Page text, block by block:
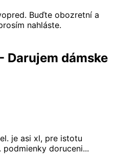
Buďte obozretní a
nahláste.
Darujem dámske
je asi xl, pre istotu
doruceni...